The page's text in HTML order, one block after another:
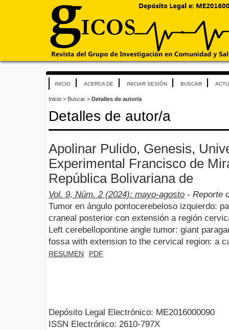
INICIO ACERCA DE INICIAR SESIÓN BUSCAR
Inicio > Buscar > Detalles de autor/a
Detalles de autor/a
Apolinar Pulido, Genesis,
Experimental Francisco de
República Bolivariana de
Vol. 9, Núm. 2 (2024): mayo-agosto - Reporte
Tumor en ángulo pontocerebeloso izquierdo:
craneal posterior con extensión a región
Left cerebellopontine angle tumor: giant
fossa with extension to the cervical region: a
RESUMEN PDF
Depósito Legal Electrónico: ME2016000090
ISSN Electrónico: 2610-797X